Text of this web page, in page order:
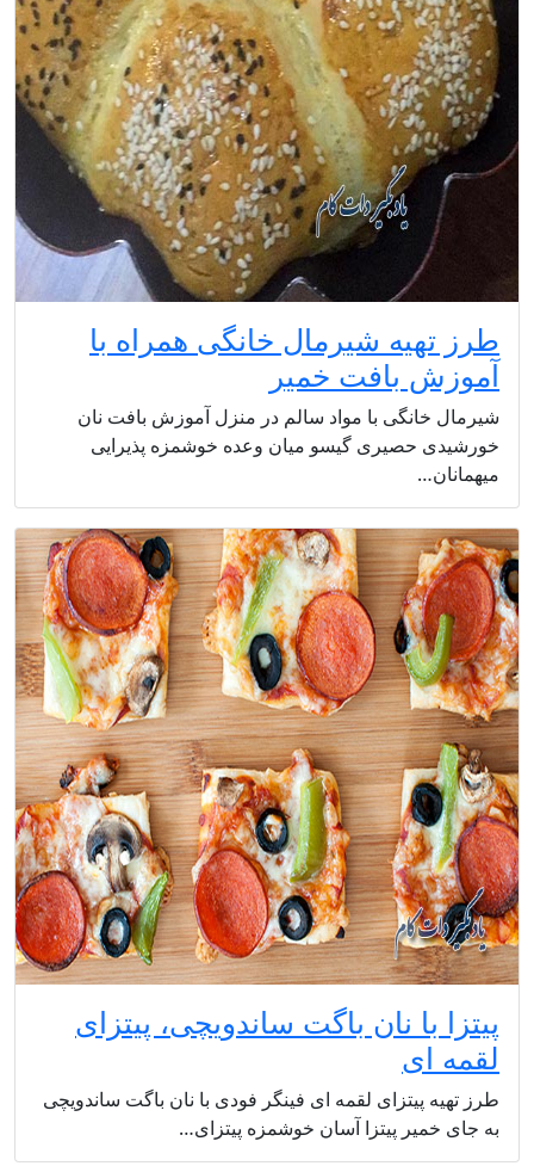
طرز تهیه شیرمال خانگی همراه با
آموزش بافت خمیر
شیرمال خانگی با مواد سالم در منزل آموزش بافت نان
خورشیدی حصیری گیسو میان وعده خوشمزه پذیرایی
میهمانان…
پیتزا با نان باگت ساندویچی، پیتزای
لقمه ای
طرز تهیه پیتزای لقمه ای فینگر فودی با نان باگت ساندویچی
به جای خمیر پیتزا آسان خوشمزه پیتزای…